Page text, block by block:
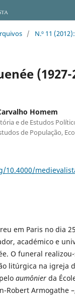
/ N.º 11
(1927-
Homem
e de Estudos
de População,
em Paris no dia
académico e
O funeral
litúrgica na igreja
aumônierda
Robert Armogathe